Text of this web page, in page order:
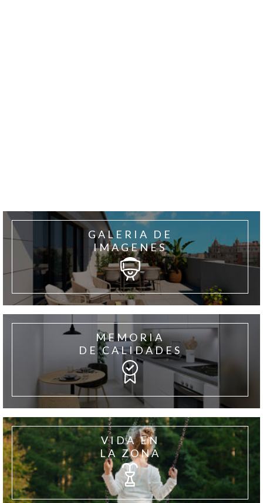
GALERIA DE
IMAGENES
MEMORIA
DE CALIDADES
VIDA EN
LA ZONA